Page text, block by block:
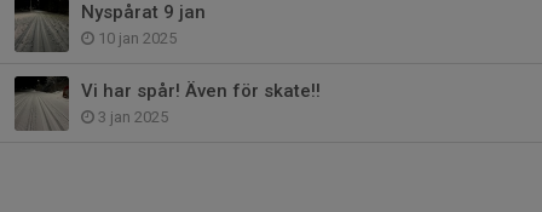
Nyspårat 9 jan
10 jan 2025
Vi har spår! Även för skate!!
3 jan 2025